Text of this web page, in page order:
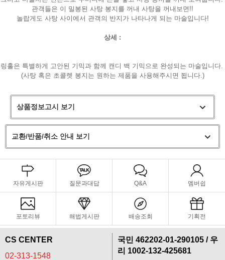
페이코 라이
구매
관객들은 이 밀봉된 사탕 봉지를 꺼내 사탕을 꺼내보면!!
놀랍게도 사탕 사이에서 관객의 반지가 나타나게 되는 마술입니다!
상세 :
링홀은 특별하게 고안된 기믹과 함께 캔디 백 기믹으로 완성되는 마술입니다.
(사탕 혹은 초콜렛 봉지는 원하는 제품을 사용해주시면 됩니다.)
상품정보고시 보기
교환/반품/취소 안내 보기
자유게시판 질문과대답 Q&A 멤버쉽
포토리뷰 해법게시판 배송조회 기획전
CS CENTER
02-313-1548
국민 462202-01-290105 / 우
리 1002-132-425681